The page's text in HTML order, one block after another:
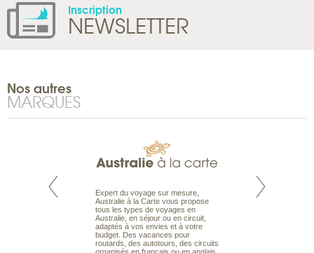
Inscription
NEWSLETTER
Nos autres
MARQUES
est le spécialiste
Expert du voyage sur mesure,
Australie à la Carte vous propose
tous les types de voyages en
Australie, en séjour ou en circuit,
adaptés à vos envies et à votre
budget. Des vacances pour
routards, des autotours, des circuits
Parce qu’ils sont